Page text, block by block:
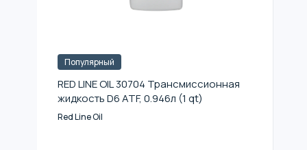
Популярный
RED LINE OIL 30704 Трансмиссионная
жидкость D6 ATF, 0.946л (1 qt)
Red Line Oil